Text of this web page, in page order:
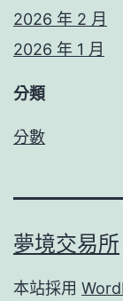
2026 年 2 月
2026 年 1 月
分類
分數
夢境交易所
本站採用